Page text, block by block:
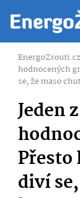
EnergoZrouti.cz
hodnocených
se, že maso
Jeden
Přesto
diví